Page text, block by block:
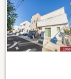
トナーであること
タ更新は迅速に行
払って取り扱いし